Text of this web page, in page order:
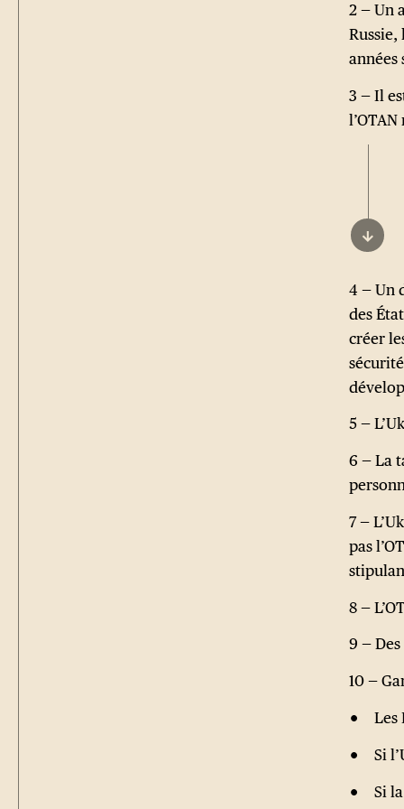
2 — Un
Russie,
années
3 — Il
↓
4 — Un
des
créer
5 —
6 — La
7 —
pas
8 —
9 —
10 —
Les
Si
Si